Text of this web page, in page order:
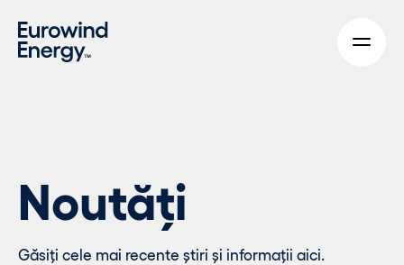
Noutăți
Găsiți cele mai recente știri și informații aici.